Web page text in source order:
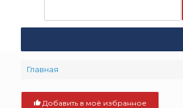
поиска:
Главная
Добавить в моё избранное